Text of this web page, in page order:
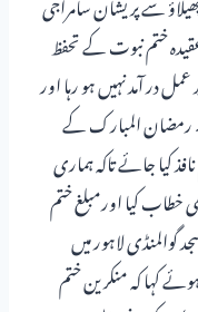
ختم نبوت کے تحفظ
در آمد نہیں ہو رہا اور
رمضان المبارک کے
کیا جائے تاکہ ہماری
خطاب کیا اورمبلغ ختم
گوالمنڈی لاہور میں
کہا کہ منکرین ختم